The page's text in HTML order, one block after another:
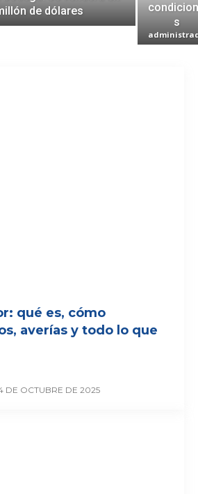
de dólares
s
qué es, cómo
averías y todo lo que
DE OCTUBRE DE 2025